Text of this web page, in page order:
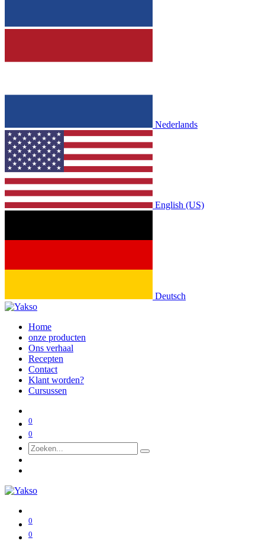
Nederlands
English (US)
Deutsch
Home
onze producten
Ons verhaal
Recepten
Contact
Klant worden?
Cursussen
0
0
0
0